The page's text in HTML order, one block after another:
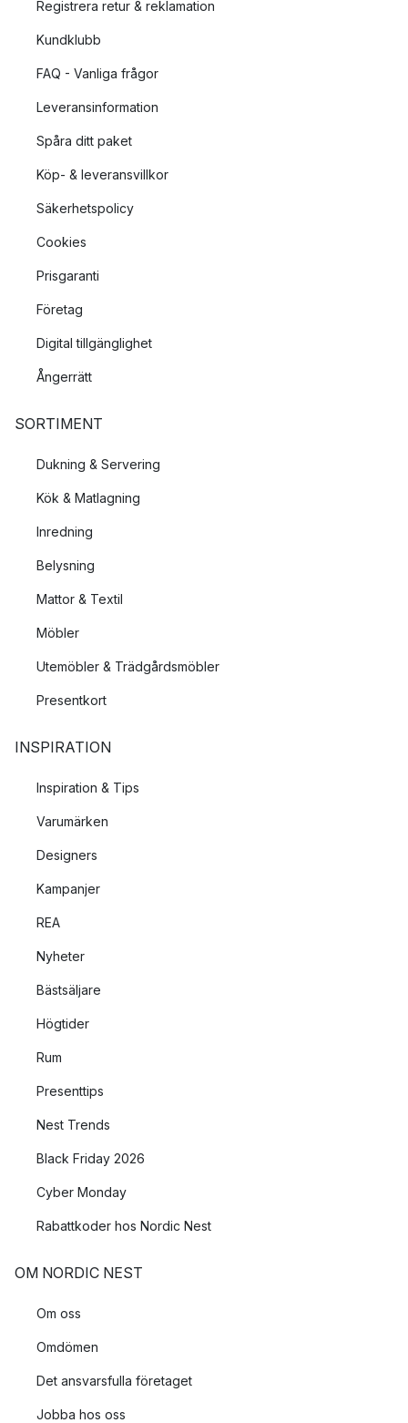
Registrera retur & reklamation
Kundklubb
FAQ - Vanliga frågor
Leveransinformation
Spåra ditt paket
Köp- & leveransvillkor
Säkerhetspolicy
Cookies
Prisgaranti
Företag
Digital tillgänglighet
Ångerrätt
SORTIMENT
Dukning & Servering
Kök & Matlagning
Inredning
Belysning
Mattor & Textil
Möbler
Utemöbler & Trädgårdsmöbler
Presentkort
INSPIRATION
Inspiration & Tips
Varumärken
Designers
Kampanjer
REA
Nyheter
Bästsäljare
Högtider
Rum
Presenttips
Nest Trends
Black Friday 2026
Cyber Monday
Rabattkoder hos Nordic Nest
OM NORDIC NEST
Om oss
Omdömen
Det ansvarsfulla företaget
Jobba hos oss